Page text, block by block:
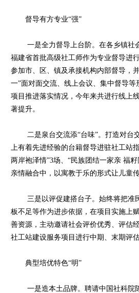
督导有方专业“强”
一是全力督导上台阶。在各乡镇社
福建省首批高级社工师作为专业督导进
参加市、区、镇及承接机构内部督导，
一”面对面交流、线上会议、集中督导
项目推进落实情况，今年来共进行线上
著提升。
二是泉台交流添“台味”。打造对台
上有着先进经验的台籍督导进驻社工站
两岸袍泽情”3场、“民族团结一家亲 福
亲情融合中，以寓教于乐的形式让儿童
三是以评促建搭台子。始终将把准
板不足等作为进步依据，在项目实施上
善资源，主动邀请社会评价优秀、评估
社工站建设服务项目进行中期、末期评
典型培优特色“明”
一是造本土品牌。聘请中国社科院